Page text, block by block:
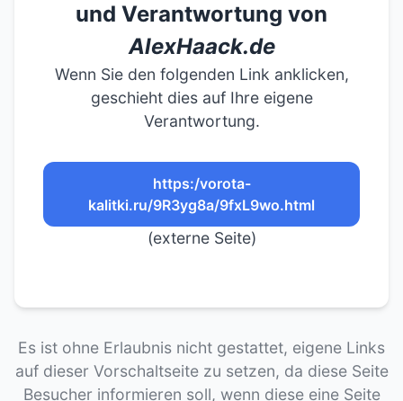
und Verantwortung von
AlexHaack.de
Wenn Sie den folgenden Link anklicken,
geschieht dies auf Ihre eigene
Verantwortung.
https:/vorota-
kalitki.ru/9R3yg8a/9fxL9wo.html
(externe Seite)
Es ist ohne Erlaubnis nicht gestattet, eigene Links
auf dieser Vorschaltseite zu setzen, da diese Seite
Besucher informieren soll, wenn diese eine Seite